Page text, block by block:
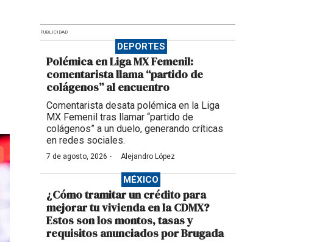
PUBLICIDAD
DEPORTES
Polémica en Liga MX Femenil:
comentarista llama “partido de
colágenos” al encuentro
Comentarista desata polémica en la Liga
MX Femenil tras llamar “partido de
colágenos” a un duelo, generando críticas
en redes sociales.
7 de agosto, 2026 · Alejandro López
MÉXICO
¿Cómo tramitar un crédito para
mejorar tu vivienda en la CDMX?
Estos son los montos, tasas y
requisitos anunciados por Brugada